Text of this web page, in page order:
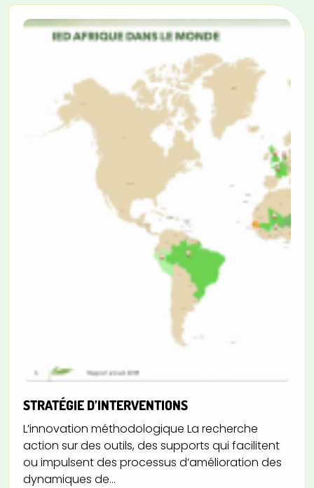
STRATÉGIE D’INTERVENTIONS
L’innovation méthodologique La recherche
action sur des outils, des supports qui facilitent
ou impulsent des processus d’amélioration des
dynamiques de...